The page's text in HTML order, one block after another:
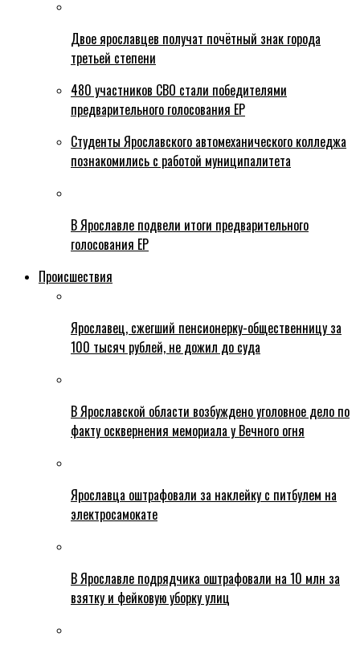
Двое ярославцев получат почётный знак города
третьей степени
480 участников СВО стали победителями
предварительного голосования ЕР
Студенты Ярославского автомеханического колледжа
познакомились с работой муниципалитета
В Ярославле подвели итоги предварительного
голосования ЕР
Происшествия
Ярославец, сжегший пенсионерку-общественницу за
100 тысяч рублей, не дожил до суда
В Ярославской области возбуждено уголовное дело по
факту осквернения мемориала у Вечного огня
Ярославца оштрафовали за наклейку с питбулем на
электросамокате
В Ярославле подрядчика оштрафовали на 10 млн за
взятку и фейковую уборку улиц